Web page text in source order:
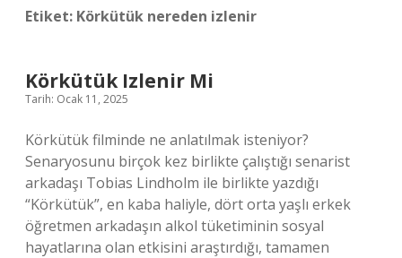
Etiket: Körkütük nereden izlenir
Körkütük Izlenir Mi
Tarih: Ocak 11, 2025
Körkütük filminde ne anlatılmak isteniyor?
Senaryosunu birçok kez birlikte çalıştığı senarist
arkadaşı Tobias Lindholm ile birlikte yazdığı
“Körkütük”, en kaba haliyle, dört orta yaşlı erkek
öğretmen arkadaşın alkol tüketiminin sosyal
hayatlarına olan etkisini araştırdığı, tamamen